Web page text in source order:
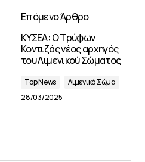
Επόμενο Άρθρο
ΚΥΣΕΑ: Ο Τρύφων
Κοντιζάς νέος αρχηγός
του Λιμενικού Σώματος
Top News
Λιμενικό Σώμα
28/03/2025